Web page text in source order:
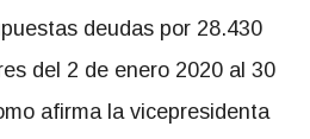
deudas por 28.430
del 2 de enero 2020 al 30
afirma la vicepresidenta